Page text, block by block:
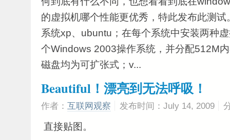
的虚拟机哪个性能更优秀，特此发布此测
系统xp、ubuntu；在每个系统中安装两种
个Windows 2003操作系统，并分配512M
磁盘均为可扩张式；v...
Beautiful！漂亮到无法呼吸！
作者： 互联网观察 发布时间：July 14, 2009
直接贴图。